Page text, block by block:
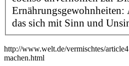
das sich mit Sinn und
http://www.welt.de/vermischtes/
machen.html